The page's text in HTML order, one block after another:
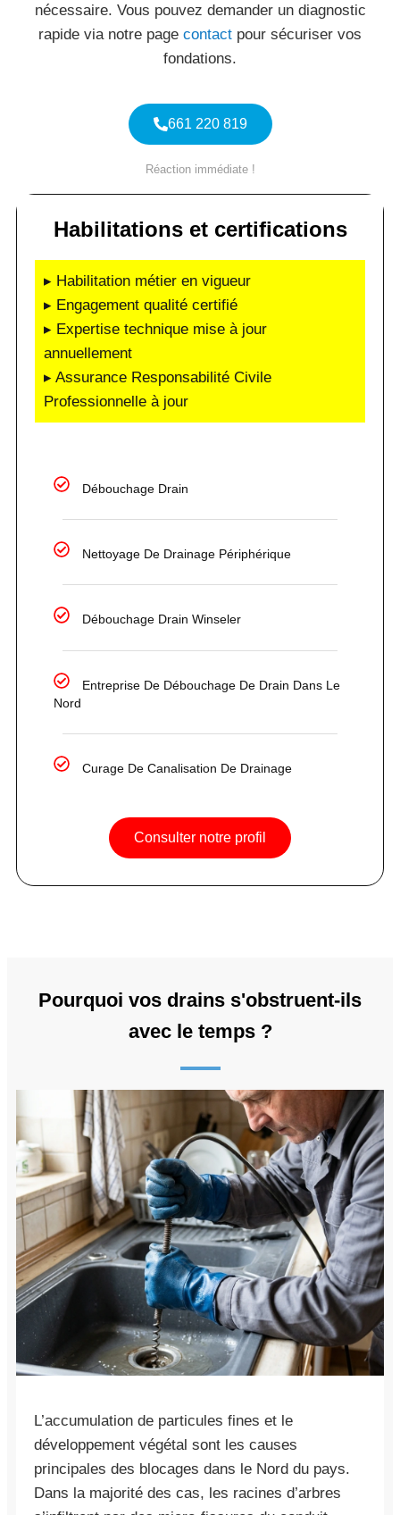
nécessaire. Vous pouvez demander un diagnostic
rapide via notre page contact pour sécuriser vos
fondations.
661 220 819
Réaction immédiate !
Habilitations et certifications
▸ Habilitation métier en vigueur
▸ Engagement qualité certifié
▸ Expertise technique mise à jour
annuellement
▸ Assurance Responsabilité Civile
Professionnelle à jour
Débouchage Drain
Nettoyage De Drainage Périphérique
Débouchage Drain Winseler
Entreprise De Débouchage De Drain Dans Le
Nord
Curage De Canalisation De Drainage
Consulter notre profil
Pourquoi vos drains s'obstruent-ils
avec le temps ?
L’accumulation de particules fines et le
développement végétal sont les causes
principales des blocages dans le Nord du pays.
Dans la majorité des cas, les racines d’arbres